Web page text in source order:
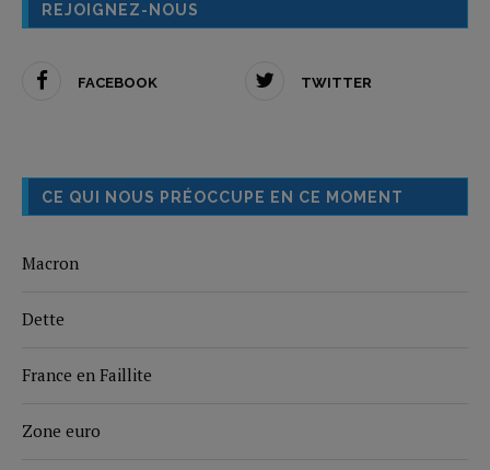
REJOIGNEZ-NOUS
FACEBOOK TWITTER
CE QUI NOUS PRÉOCCUPE EN CE MOMENT
Macron
Dette
France en Faillite
Zone euro